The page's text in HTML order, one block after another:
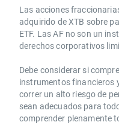
Las acciones
adquirido de XTB sobre
ETF. Las AF no son un
derechos corporativos
Debe considerar si
instrumentos financieros
correr un alto riesgo de
sean adecuados para
comprender plenamente